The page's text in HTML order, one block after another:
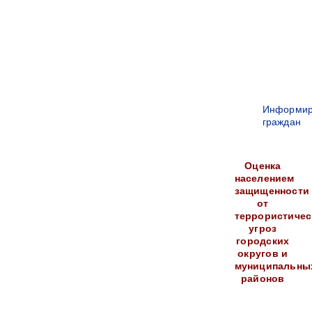
граждан
Оценка
населением
защищенности
от
угроз
городских
округов и
районов